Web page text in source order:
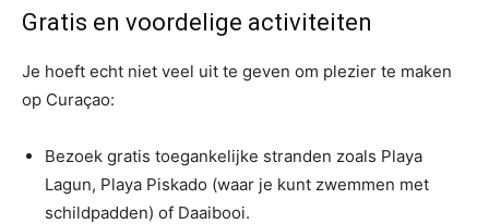
Gratis en voordelige activiteiten
Je hoeft echt niet veel uit te geven om plezier te maken
op Curaçao:
Bezoek gratis toegankelijke stranden zoals Playa
Lagun, Playa Piskado (waar je kunt zwemmen met
schildpadden) of Daaibooi.